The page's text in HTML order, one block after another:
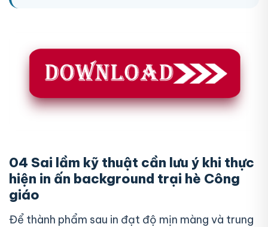
04 Sai lầm kỹ thuật cần lưu ý khi thực
hiện in ấn background trại hè Công
giáo
Để thành phẩm sau in đạt độ mịn màng và trung